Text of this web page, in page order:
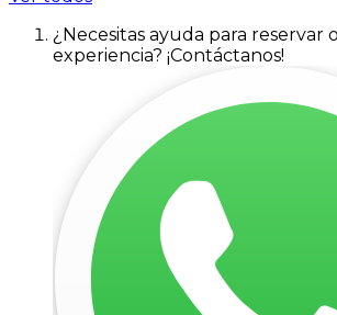
¿Necesitas ayuda para reservar
experiencia? ¡Contáctanos!